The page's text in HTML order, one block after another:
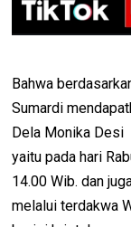
Bahwa
Sumardi
Dela Monika Desi
yaitu pada hari
14.00 Wib. dan
melalui terdakwa